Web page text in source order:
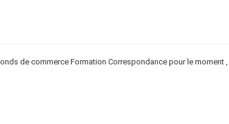
de commerce Formation Correspondance pour le